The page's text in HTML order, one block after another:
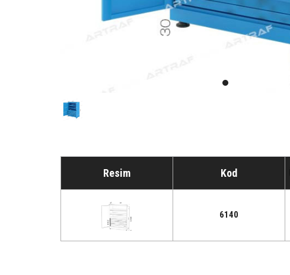
Resim Kod
6140